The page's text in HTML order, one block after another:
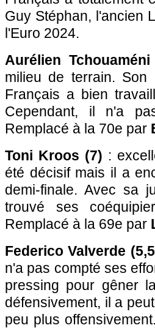
Guy Stéphan, l'ancien
l'Euro 2024.
Aurélien
milieu de terrain.
Français a bien
Cependant, il n'a
Remplacé à la 70e par
Toni Kroos (7) :
été décisif mais il a
demi-finale. Avec sa
trouvé ses
Remplacé à la 69e par
Federico Valverde
n'a pas compté ses
pressing pour gêner
défensivement, il a
peu plus